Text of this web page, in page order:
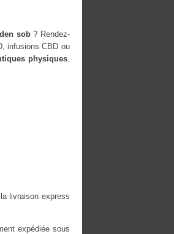
sob? Rendez-
infusions CBD ou
physiques.
livraison express
expédiée sous